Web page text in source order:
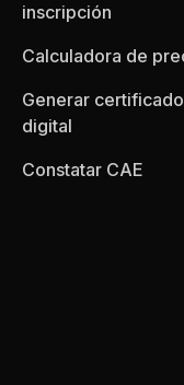
inscripción
Calculadora de
Generar certificado
digital
Constatar CAE